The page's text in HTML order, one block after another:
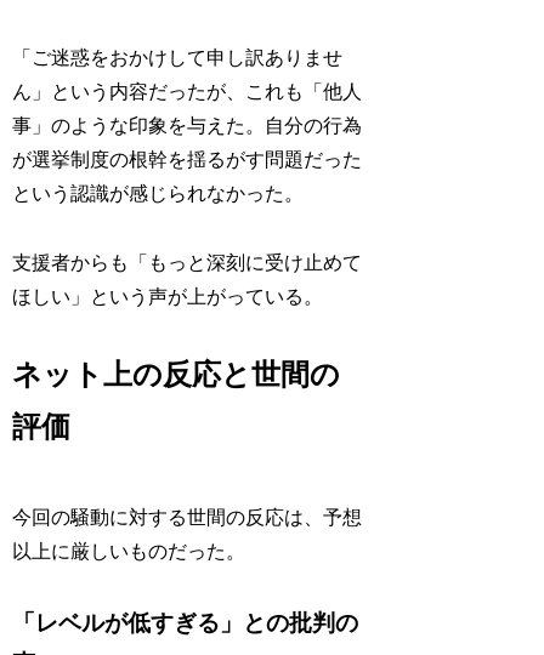
「ご迷惑をおかけして申し訳ありませ
ん」という内容だったが、これも「他人
事」のような印象を与えた。自分の行為
が選挙制度の根幹を揺るがす問題だった
という認識が感じられなかった。
支援者からも「もっと深刻に受け止めて
ほしい」という声が上がっている。
ネット上の反応と世間の
評価
今回の騒動に対する世間の反応は、予想
以上に厳しいものだった。
「レベルが低すぎる」との批判の